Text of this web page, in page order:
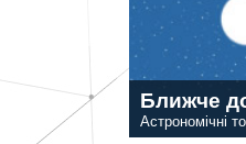
Ближче
Астрономічні